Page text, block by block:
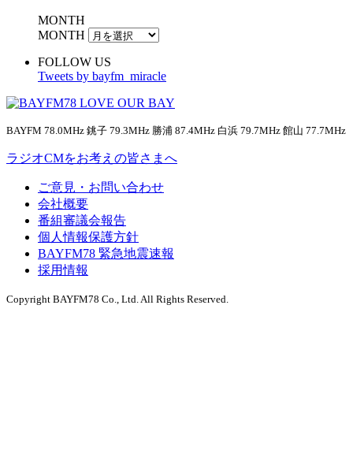
MONTH
MONTH
FOLLOW US
Tweets by bayfm_miracle
BAYFM 78.0MHz 銚子 79.3MHz 勝浦 87.4MHz 白浜 79.7MHz 館山 77.7MHz
ラジオCMをお考えの皆さまへ
ご意見・お問い合わせ
会社概要
番組審議会報告
個人情報保護方針
BAYFM78 緊急地震速報
採用情報
Copyright BAYFM78 Co., Ltd. All Rights Reserved.